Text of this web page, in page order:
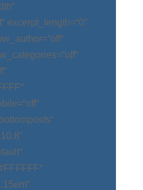
excerpt_length=“0″